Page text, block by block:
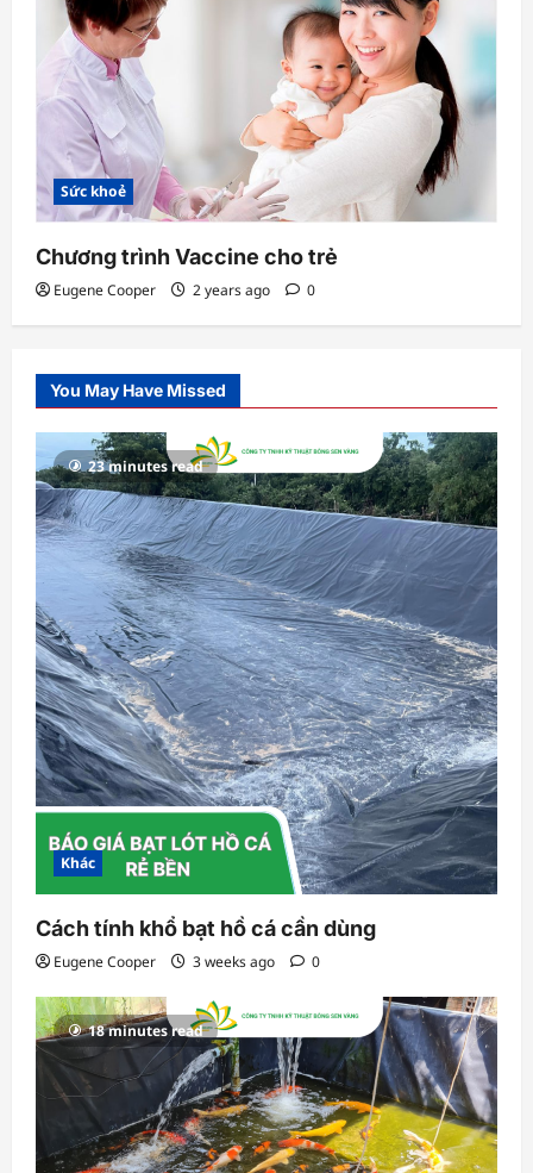
Sức khoẻ
Chương trình Vaccine cho trẻ
Eugene Cooper 2 years ago 0
You May Have Missed
23 minutes read
Khác
Cách tính khổ bạt hồ cá cần dùng
Eugene Cooper 3 weeks ago 0
18 minutes read